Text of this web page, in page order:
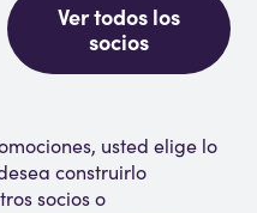
Ver todos los
socios
usted elige lo
construirlo
socios o